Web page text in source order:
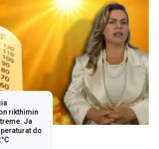
rikthimin
Ja
do